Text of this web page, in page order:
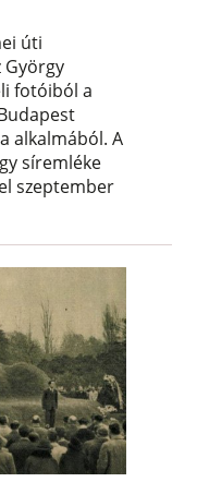
úti
fotóiból a
alkalmából. A
síremléke
szeptember